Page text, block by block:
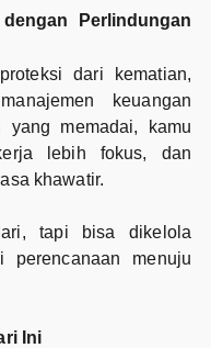
Perlindungan
dari kematian,
keuangan
yang memadai, kamu
lebih fokus, dan
khawatir.
tapi bisa dikelola
menuju
Ini